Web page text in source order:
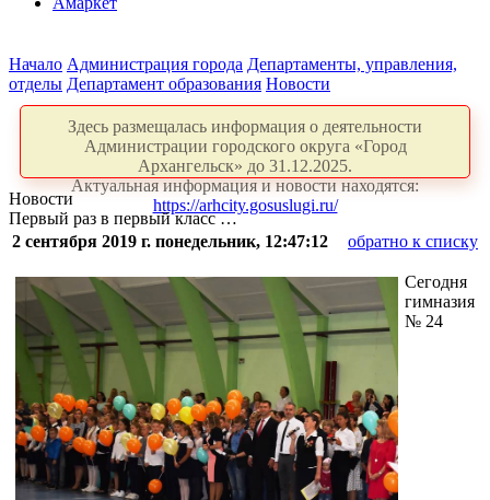
Начало Администрация города Департаменты, управления,
отделы Департамент образования Новости
Здесь размещалась информация о деятельности
Администрации городского округа «Город
Архангельск» до 31.12.2025.
Актуальная информация и новости находятся:
https://arhcity.gosuslugi.ru/
Новости
Первый раз в первый класс …
2 сентября 2019 г. понедельник, 12:47:12
обратно к списку
Сегодня
гимназия
№ 24